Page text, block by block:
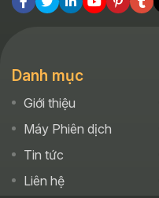
Danh mục
Giới thiệu
Máy Phiên dịch
Tin tức
Liên hệ